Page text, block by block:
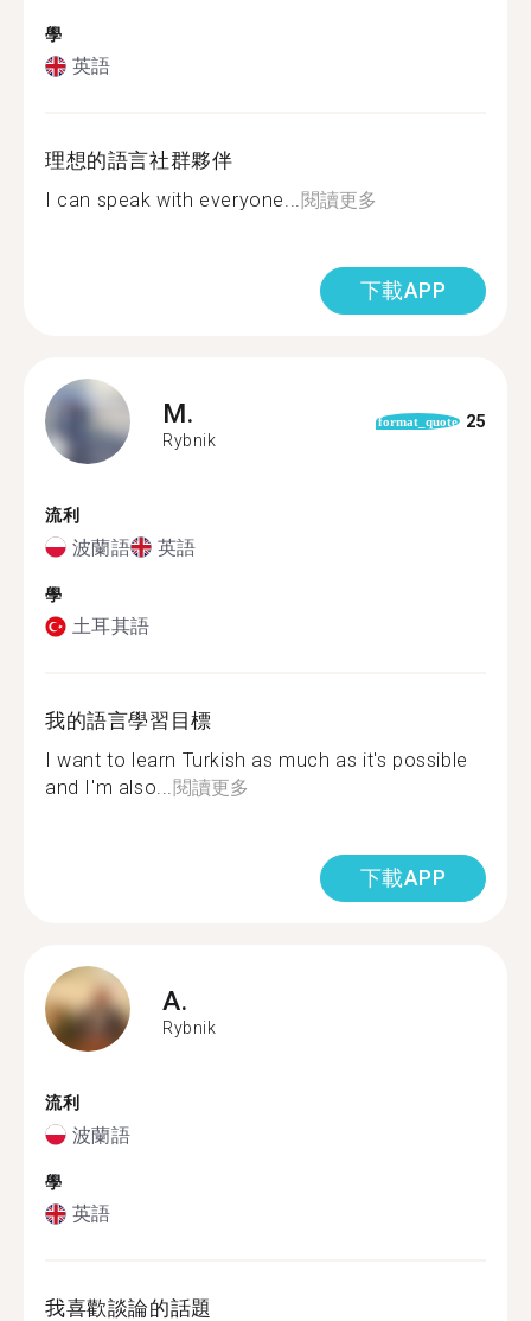
學
英語
理想的語言社群夥伴
I can speak with everyone...閱讀更多
下載APP
M.
Rybnik
format_quote 25
流利
波蘭語 英語
學
土耳其語
我的語言學習目標
I want to learn Turkish as much as it's possible
and I'm also...閱讀更多
下載APP
A.
Rybnik
流利
波蘭語
學
英語
我喜歡談論的話題